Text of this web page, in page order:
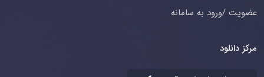
عضویت /ورود به سامانه
مرکز دانلود